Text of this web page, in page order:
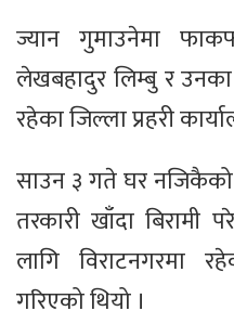
ज्यान गुमाउनेमा
लेखबहादुर लिम्बु र उनका
रहेका जिल्ला प्रहरी
साउन ३ गते घर नजिकैको
तरकारी खाँदा बिरामी
लागि विराटनगरमा
गरिएको थियो ।